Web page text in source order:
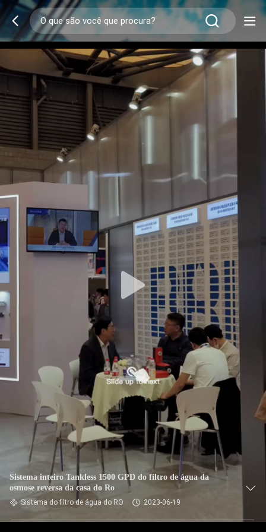
Sistema inteiro Tankless 1500 GPD do filtro de água da
osmose reversa da casa do Ro
Sistema do filtro de água do RO 2023-06-19